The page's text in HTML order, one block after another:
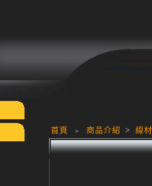
首頁 ﹥ 商品介紹 > 線